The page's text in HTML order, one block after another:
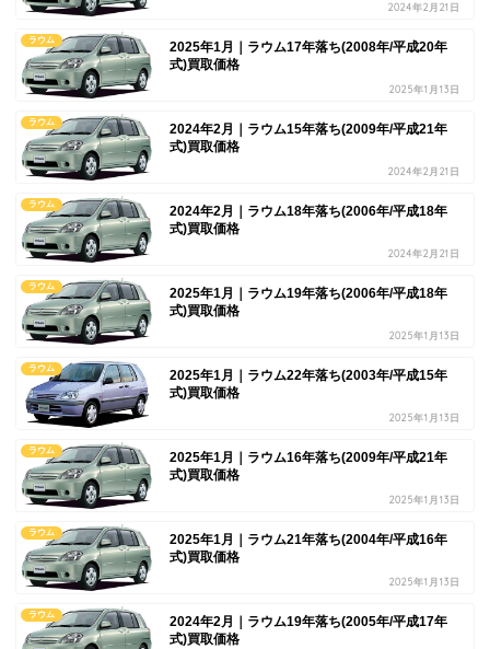
2024年2月21日
ラウム
2025年1月｜ラウム17年落ち(2008年/平成20年
式)買取価格
2025年1月13日
ラウム
2024年2月｜ラウム15年落ち(2009年/平成21年
式)買取価格
2024年2月21日
ラウム
2024年2月｜ラウム18年落ち(2006年/平成18年
式)買取価格
2024年2月21日
ラウム
2025年1月｜ラウム19年落ち(2006年/平成18年
式)買取価格
2025年1月13日
ラウム
2025年1月｜ラウム22年落ち(2003年/平成15年
式)買取価格
2025年1月13日
ラウム
2025年1月｜ラウム16年落ち(2009年/平成21年
式)買取価格
2025年1月13日
ラウム
2025年1月｜ラウム21年落ち(2004年/平成16年
式)買取価格
2025年1月13日
ラウム
2024年2月｜ラウム19年落ち(2005年/平成17年
式)買取価格